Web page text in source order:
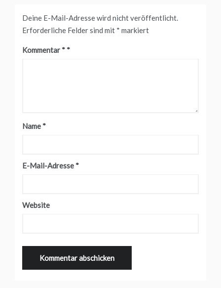
Deine E-Mail-Adresse wird nicht veröffentlicht.
Erforderliche Felder sind mit * markiert
Kommentar *
Name *
E-Mail-Adresse *
Website